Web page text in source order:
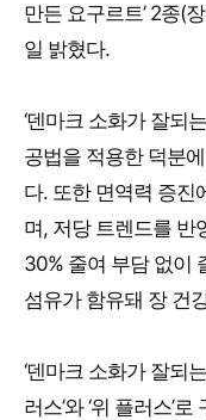
만든 요구르트’ 2종(
일 밝혔다.
‘덴마크 소화가 잘되
공법을 적용한 덕분
다. 또한 면역력 증진
며, 저당 트렌드를 반
30% 줄여 부담 없이
섬유가 함유돼 장 건
‘덴마크 소화가 잘되
러스’와 ‘위 플러스’